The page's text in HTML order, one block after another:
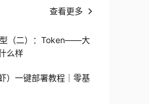
查看更多
型（二）：Token——大
么样
）一键部署教程｜零基